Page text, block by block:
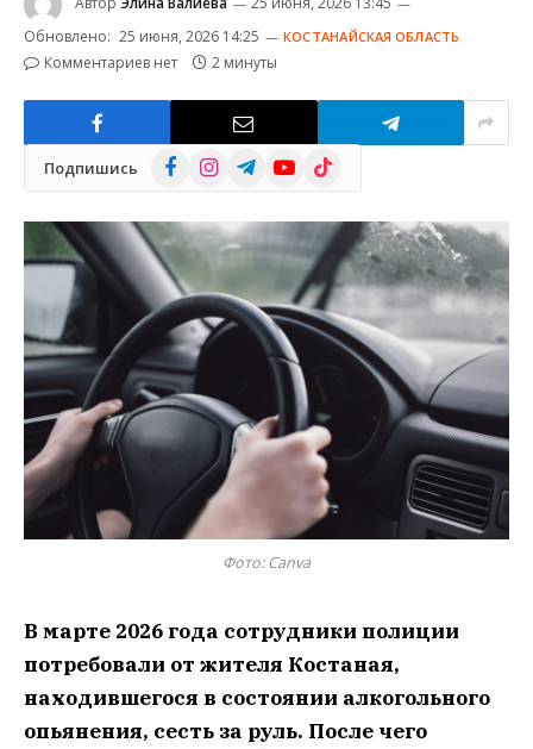
Обновлено: 25 июня, 2026 14:25 КОСТАНАЙСКАЯ ОБЛАСТЬ
Комментариев нет 2 минуты
Подпишись FacebookInstagramTelegramYouTube
TikTok
Фото: Canva
В марте 2026 года сотрудники полиции
потребовали от жителя Костаная,
находившегося в состоянии алкогольного
опьянения, сесть за руль. После чего